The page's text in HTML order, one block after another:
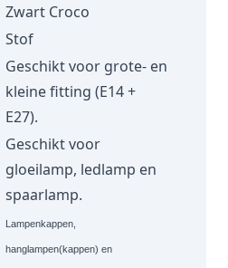
Zwart Croco
Stof
Geschikt voor grote- en
kleine fitting (E14 +
E27).
Geschikt voor
gloeilamp, ledlamp en
spaarlamp.
Lampenkappen,
hanglampen(kappen) en